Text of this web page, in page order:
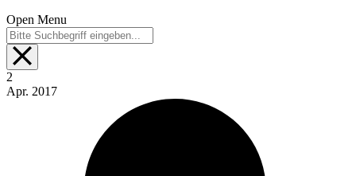
Open Menu
2
Apr. 2017